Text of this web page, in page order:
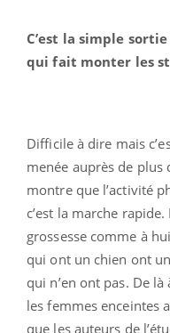
C’est la simple
qui fait monter les
Difficile à dire mais
menée auprès de
montre que l’activité
c’est la marche
grossesse comme à
qui ont un chien ont
qui n’en ont pas. De
les femmes enceintes
que les auteurs de